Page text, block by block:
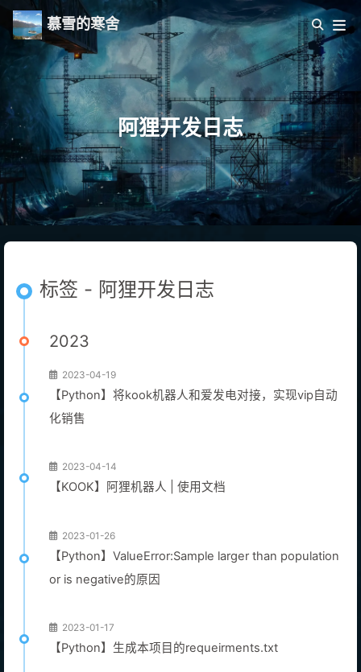
慕雪的寒舍
阿狸开发日志
标签 - 阿狸开发日志
2023
2023-04-19
【Python】将kook机器人和爱发电对接，实现vip自动
化销售
2023-04-14
【KOOK】阿狸机器人 | 使用文档
2023-01-26
【Python】ValueError:Sample larger than population
or is negative的原因
2023-01-17
【Python】生成本项目的requeirments.txt